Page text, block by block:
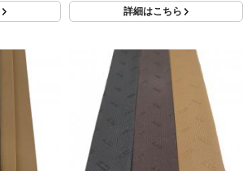
詳細はこちら